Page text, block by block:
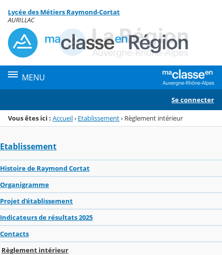
Menu de la rubrique
Contenu
Lycée des Métiers Raymond-Cortat
AURILLAC
MENU
Se connecter
Vous êtes ici : Accueil› Etablissement› Règlement intérieur
Etablissement
Histoire de Raymond Cortat
Organigramme
Projet d'établissement
Indicateurs de résultats 2025
Contacts
Règlement intérieur